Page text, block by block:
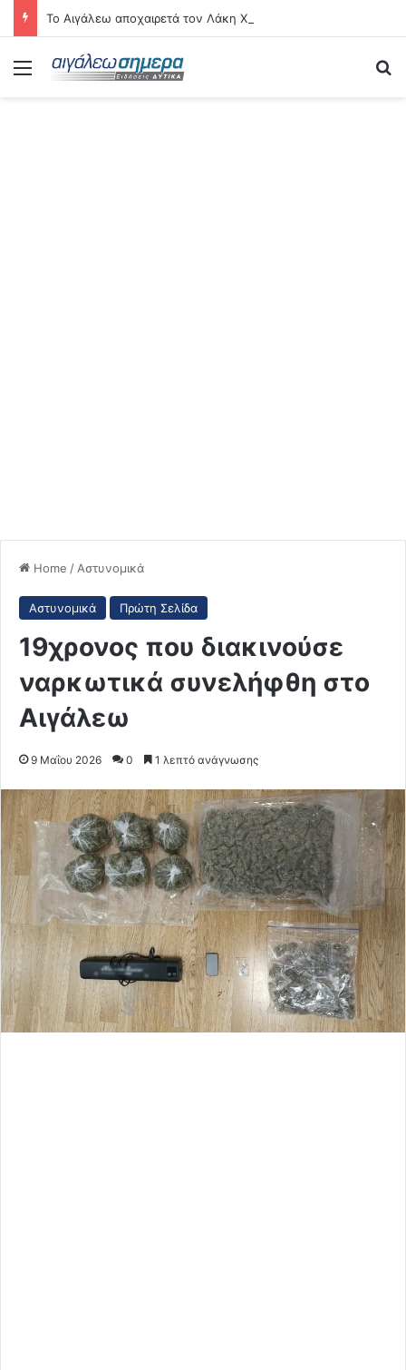
Το Αιγάλεω αποχαιρετά τον Λάκη Χαλκιά
Menu
Home / Αστυνομικά
Αστυνομικά Πρώτη Σελίδα
19χρονος που διακινούσε
ναρκωτικά συνελήφθη στο
Αιγάλεω
9 Μαΐου 2026 0 1 λεπτό ανάγνωσης